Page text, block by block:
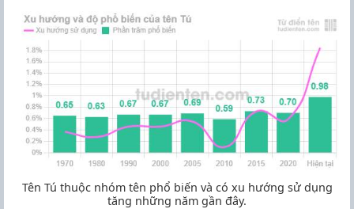
Tên Tú thuộc nhóm tên phổ biến và có xu hướng sử dụng
tăng những năm gần đây.